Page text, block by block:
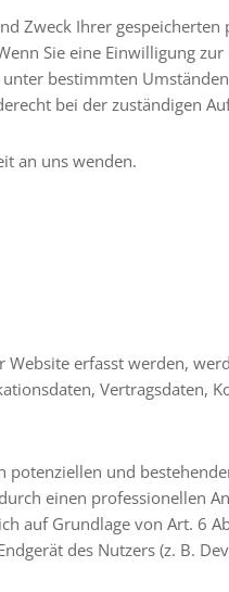
Zweck Ihrer
Sie eine Einwilligung
bestimmten
bei der zuständigen
an uns wenden.
erfasst werden,
Vertragsdaten,
und
einen professionellen
Grundlage von Art. 6
des Nutzers (z. B.